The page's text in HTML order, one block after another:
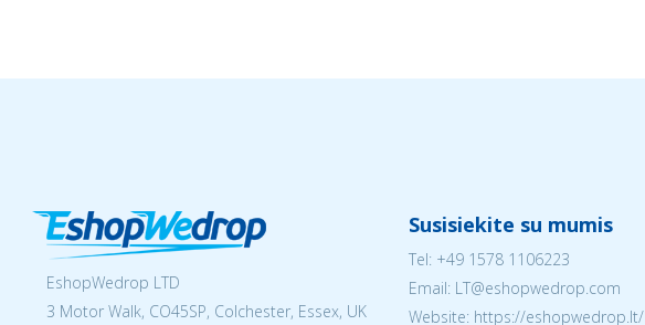
EshopWedrop LTD
3 Motor Walk, CO45SP, Colchester, Essex, UK
Susisiekite su mumis
Tel: +49 1578 1106223
Email: LT@eshopwedrop.com
Website: https://eshopwedrop.lt/